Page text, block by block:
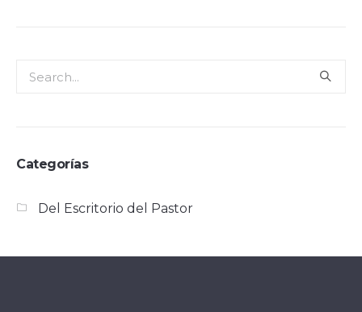
Categorías
Del Escritorio del Pastor